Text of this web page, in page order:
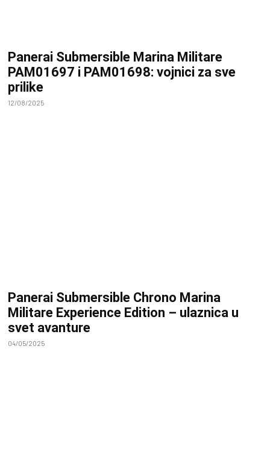
Panerai Submersible Marina Militare
PAM01697 i PAM01698: vojnici za sve
prilike
12/08/2025
Panerai Submersible Chrono Marina
Militare Experience Edition – ulaznica u
svet avanture
04/05/2025